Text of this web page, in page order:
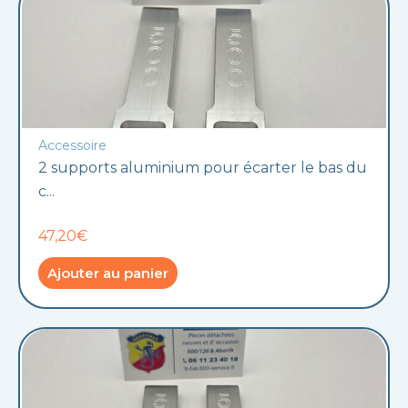
Accessoire
2 supports aluminium pour écarter le bas du
c...
47,20€
Ajouter au panier